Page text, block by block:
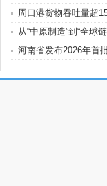
周口港货物吞吐量超
从“中原制造”到“全球
河南省发布2026年首